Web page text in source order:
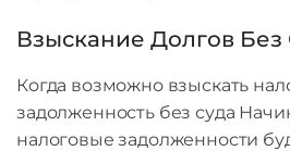
Взыскание Долгов Без
Когда возможно взыскать
задолженность без суда
налоговые задолженности